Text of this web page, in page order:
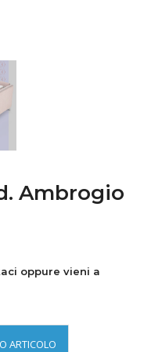
Ambrogio
oppure vieni a
ARTICOLO